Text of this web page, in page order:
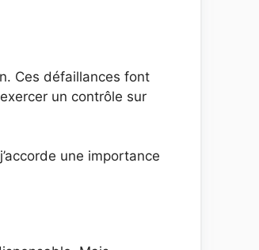
Ces défaillances font
un contrôle sur
une importance